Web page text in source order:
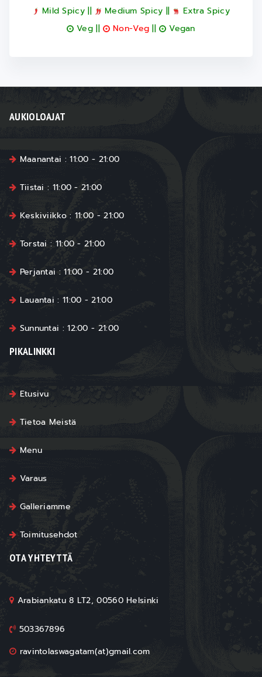
Mild Spicy ||
Medium Spicy ||
Extra Spicy
Veg ||
Non-Veg|| Vegan
AUKIOLOAJAT
Maanantai : 11:00 - 21:00
Tiistai : 11:00 - 21:00
Keskiviikko : 11:00 - 21:00
Torstai : 11:00 - 21:00
Perjantai : 11:00 - 21:00
Lauantai : 11:00 - 21:00
Sunnuntai : 12:00 - 21:00
PIKALINKKI
Etusivu
Tietoa Meistä
Menu
Varaus
Galleriamme
Toimitusehdot
OTA YHTEYTTÄ
Arabiankatu 8 LT2, 00560 Helsinki
503367896
ravintolaswagatam(at)gmail.com